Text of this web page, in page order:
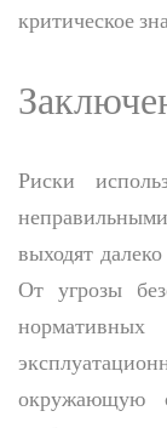
критическое
Риски
выходят
От угрозы
окружающую